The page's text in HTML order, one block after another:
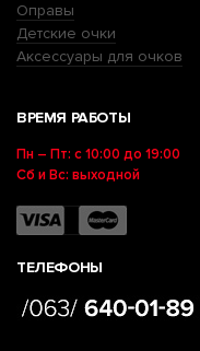
Оправы
Детские очки
Аксессуары для очков
ВРЕМЯ РАБОТЫ
Пн – Пт: с 10:00 до 19:00
Сб и Вс: выходной
ТЕЛЕФОНЫ